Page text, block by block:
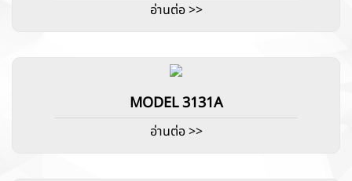
อ่านต่อ >>
MODEL 3131A
อ่านต่อ >>